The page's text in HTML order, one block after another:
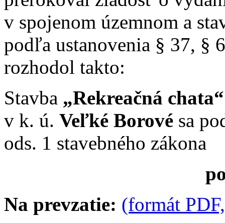
v spojenom územnom a
podľa ustanovenia § 37, §
rozhodol takto:
Stavba „Rekreačná chata“
v k. ú. Veľké Borové sa
ods. 1 stavebného zákona
Na prevzatie: (formát